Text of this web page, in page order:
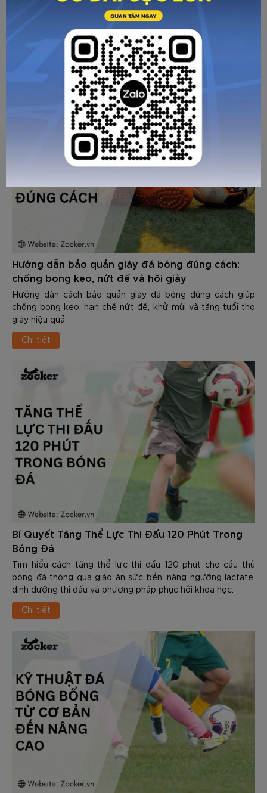
bóng đá size 5 mua bóng đá
Về trang trước Gửi email In trang
CÁC BÀI VIẾT KHÁC
Hướng dẫn bảo quản giày đá bóng đúng cách:
chống bong keo, nứt đế và hôi giày
Hướng dẫn cách bảo quản giày đá bóng đúng cách giúp
chống bong keo, hạn chế nứt đế, khử mùi và tăng tuổi thọ
giày hiệu quả.
Chi tiết
Bí Quyết Tăng Thể Lực Thi Đấu 120 Phút Trong
Bóng Đá
Tìm hiểu cách tăng thể lực thi đấu 120 phút cho cầu thủ
bóng đá thông qua giáo án sức bền, nâng ngưỡng lactate,
dinh dưỡng thi đấu và phương pháp phục hồi khoa học.
Chi tiết